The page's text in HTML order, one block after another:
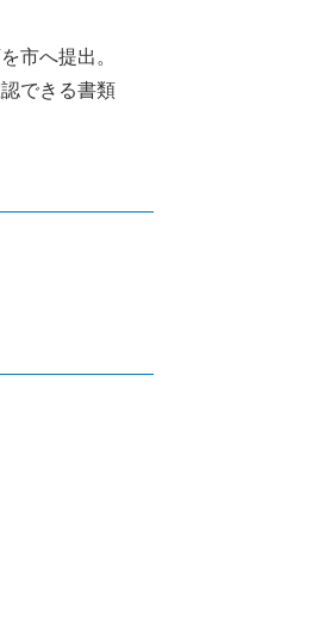
市へ提出。
できる書類